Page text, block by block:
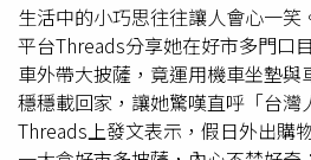
分享，他在來會場的路上，學生
拿到什麼玩偶，他們都記在腦子裡
們盲生來說是相當珍貴且難忘的
來、和大家相聚用餐，因此他相當
間」活動能不間斷的舉行。活動最
品 金額：59元全聯福利中心（
市東區大智路350巷2號1樓 消
金額：607元紅茶老爹（日泉茶
孝路154號1樓 消費項目：飲料
7‑ELEVEN（台中精誠路店） 地
生活中的小巧思往往讓人會心一
平台Threads分享她在好市多門口
車外帶大披薩，竟運用機車坐墊
穩穩載回家，讓她驚嘆直呼「台灣
Threads上發文表示，假日外出購